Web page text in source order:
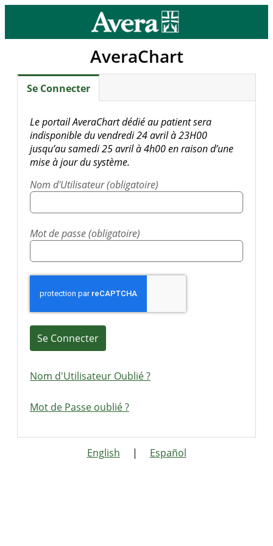
AveraChart
Se Connecter
Le portail AveraChart dédié au patient sera
indisponible du vendredi 24 avril à 23H00
jusqu’au samedi 25 avril à 4h00 en raison d’une
mise à jour du système.
Nom d'Utilisateur (obligatoire)
Mot de passe (obligatoire)
Se Connecter
Nom d'Utilisateur Oublié ?
Mot de Passe oublié ?
English | Español